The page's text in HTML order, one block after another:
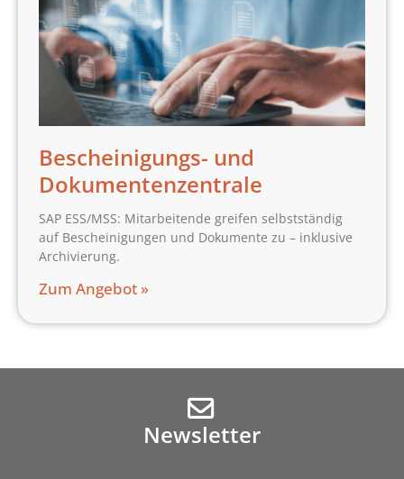
Bescheinigungs- und
Dokumentenzentrale
SAP ESS/MSS: Mitarbeitende greifen selbstständig
auf Bescheinigungen und Dokumente zu – inklusive
Archivierung.
Zum Angebot »
Newsletter